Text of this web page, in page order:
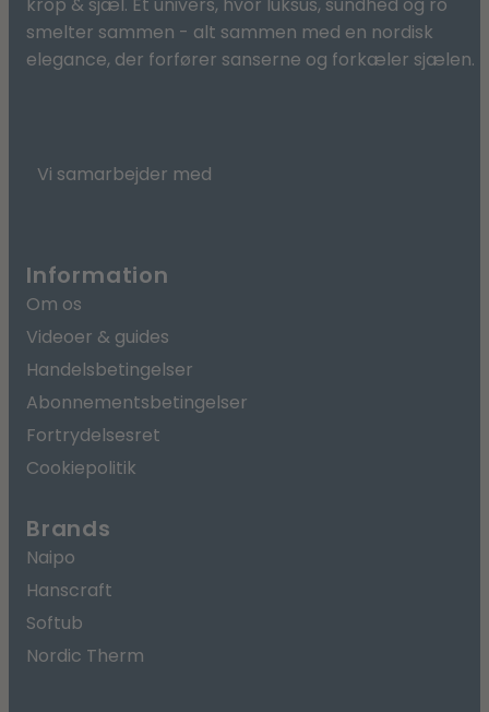
krop & sjæl. Et univers, hvor luksus, sundhed og ro
smelter sammen - alt sammen med en nordisk
elegance, der forfører sanserne og forkæler sjælen.
Vi samarbejder med
Information
Om os
Videoer & guides
Handelsbetingelser
Abonnementsbetingelser
Fortrydelsesret
Cookiepolitik
Brands
Naipo
Hanscraft
Softub
Nordic Therm